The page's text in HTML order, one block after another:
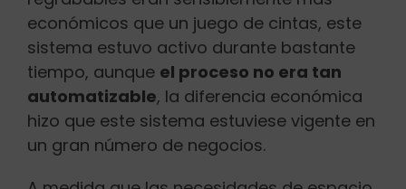
económicos que un juego de cintas, este
sistema estuvo activo durante bastante
tiempo, aunque el proceso no era tan
automatizable, la diferencia económica
hizo que este sistema estuviese vigente en
un gran número de negocios.